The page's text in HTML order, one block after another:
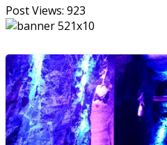
Post Views: 923